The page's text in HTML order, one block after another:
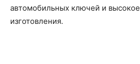
автомобильных ключей и
изготовления.